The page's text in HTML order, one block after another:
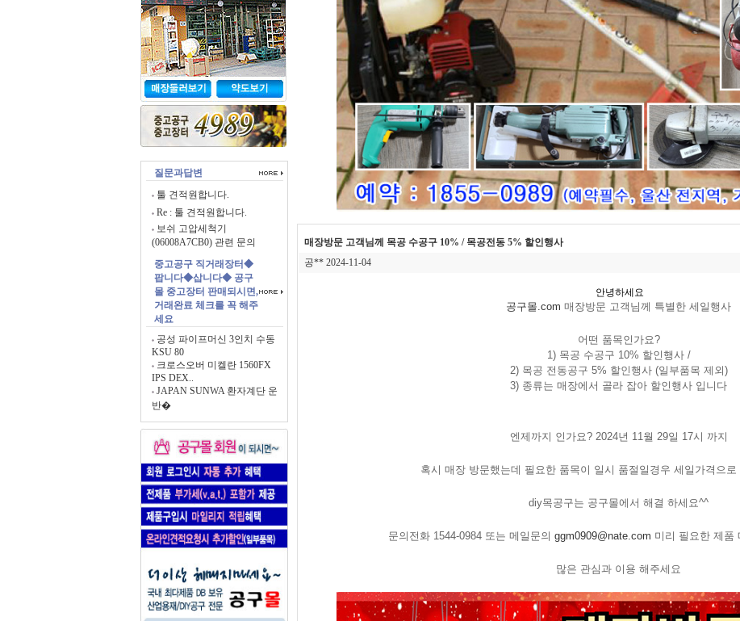
질문과답변
툴 견적원합니다.
Re : 툴 견적원합니다.
보쉬 고압세척기
(06008A7CB0) 관련 문의
중고공구 직거래장터◆
팝니다◆삽니다◆ 공구
몰 중고장터 판매되시면,
거래완료 체크를 꼭 해주
세요
공성 파이프머신 3인치 수동
KSU 80
크로스오버 미켈란 1560FX
IPS DEX..
JAPAN SUNWA 환자계단 운
반�
매장방문 고객님께 목공 수공구 10% / 목공전동 5% 할인행사
공**2024-11-04
안녕하세요
공구몰.com 매장방문 고객님께 특별한 세일행사
어떤 품목인가요?
1) 목공 수공구 10% 할인행사 /
2) 목공 전동공구 5% 할인행사 (일부품목 제외)
3) 종류는 매장에서 골라 잡아 할인행사 입니다
엔제까지 인가요? 2024년 11월 29일 17시 까지
혹시 매장 방문했는데 필요한 품목이 일시 품절일경우 세일가격으
diy목공구는 공구몰에서 해결 하세요^^
문의전화 1544-0984 또는 메일문의 ggm0909@nate.com 미리 필요한 제품
많은 관심과 이용 해주세요